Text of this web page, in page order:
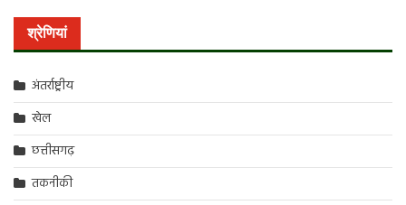
श्रेणियां
अंतर्राष्ट्रीय
खेल
छत्तीसगढ़
तकनीकी